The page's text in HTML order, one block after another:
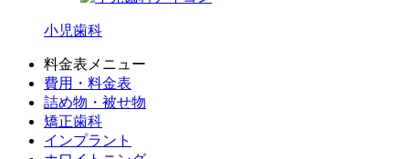
小児歯科
料金表メニュー
費用・料金表
詰め物・被せ物
矯正歯科
インプラント